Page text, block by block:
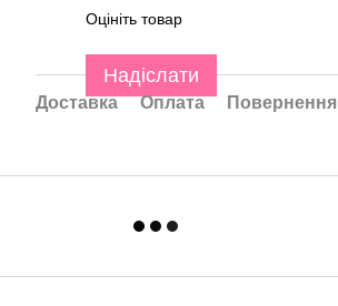
Оцініть товар
Надіслати
Доставка Оплата Повернення